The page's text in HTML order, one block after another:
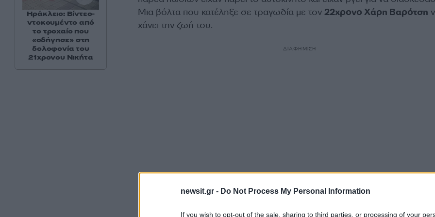
newsit.gr - Do Not Process My Personal Information
If you wish to opt-out of the sale, sharing to third parties, or processing of your
Μια βόλτα που κατέληξε σε τραγωδία με τον 22χρονο Χάρη Βαρότση
χάνει την ζωή του.
ΔΙΑΦΗΜΙΣΗ
Το ρολόι δείχνει03:30 τα ξημερώματα
οποίο επιβαίνει οΧάρης Βαρότσης, πρώτος ξάδερφος του17χρονου
Ηράκλειο: Βίντεο-
ντοκουμέντο από
το τροχαίο που
«οδήγησε» στη
δολοφονία του
21χρονου Νικήτα